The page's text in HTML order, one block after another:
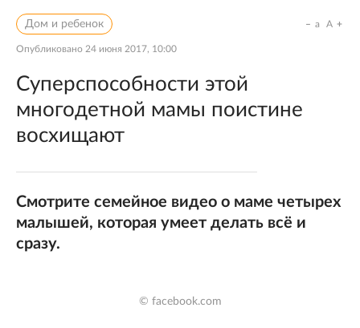
Дом и ребенок
Опубликовано 24 июня 2017, 10:00
a A
Суперспособности этой
многодетной мамы поистине
восхищают
Смотрите семейное видео о маме четырех
малышей, которая умеет делать всё и
сразу.
© facebook.com